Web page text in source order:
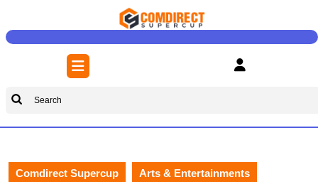
content
Open
Button
Search
Comdirect Supercup Arts & Entertainments